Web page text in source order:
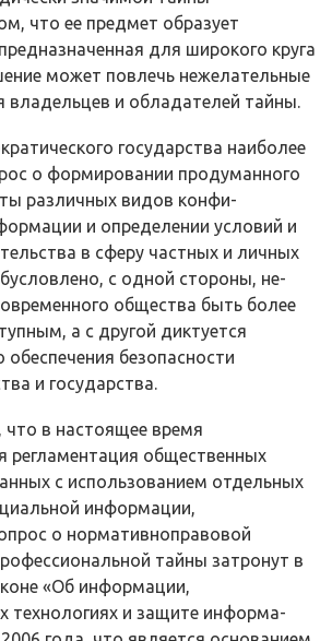
что ее предмет образует
для широко­го круга
может повлечь нежелательные
владельцев и обладателей тайны.
государства наиболее
о формировании продуманного
различных видов конфи­
и определении условий и
в сферу частных и личных
с одной стороны, не­
общества быть более
а с другой диктуется
безопасности
и государства.
что в настоящее время
регламента­ция общественных
с использованием отдельных
информации,
о нормативно­правовой
тайны затронут в
«Об информации,
технологиях и защите информа­